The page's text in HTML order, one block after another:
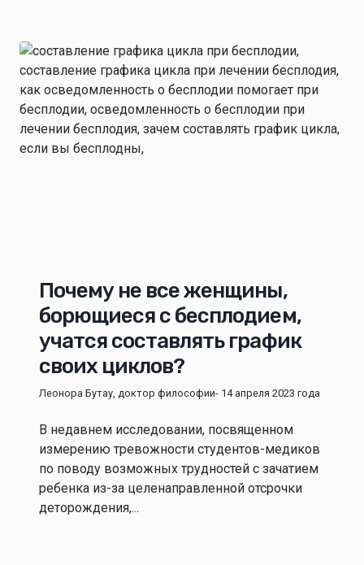
Почему не все женщины,
борющиеся с бесплодием,
учатся составлять график
своих циклов?
Леонора Бутау, доктор философии- 14 апреля 2023 года
В недавнем исследовании, посвященном
измерению тревожности студентов-медиков
по поводу возможных трудностей с зачатием
ребенка из-за целенаправленной отсрочки
деторождения,...